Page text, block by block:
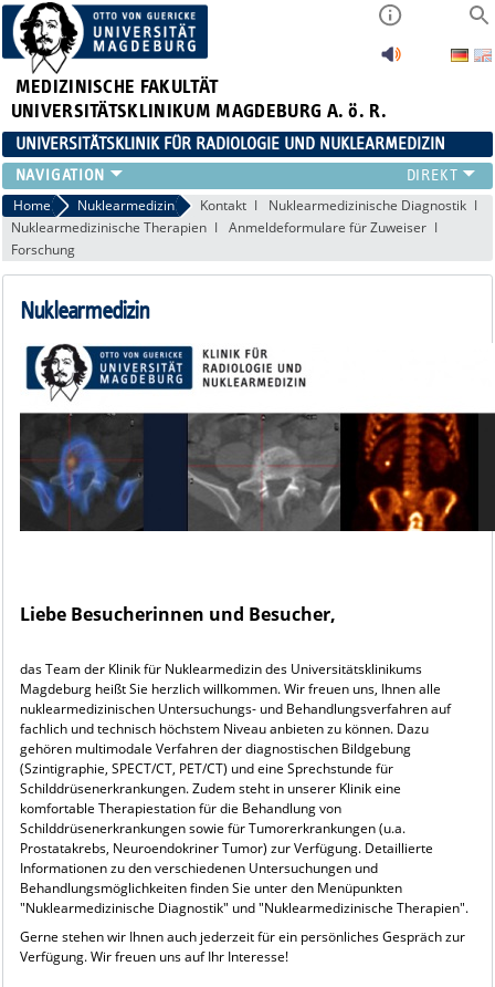
MEDIZINISCHE FAKULTÄT
UNIVERSITÄTSKLINIKUM MAGDEBURG A. ö. R.
UNIVERSITÄTSKLINIK FÜR RADIOLOGIE UND NUKLEARMEDIZIN
RADIOLOGIE
NUKLEARMEDIZIN
MIKROTHERAPIE
LEHRE
FORSCHUNG UND STUDIEN
Home Nuklearmedizin Kontakt
Nuklearmedizinische Diagnostik
Nuklearmedizinische Therapien
Anmeldeformulare für Zuweiser
Forschung
Nuklearmedizin
Liebe Besucherinnen und Besucher,
das Team der Klinik für Nuklearmedizin des Universitätsklinikums
Magdeburg heißt Sie herzlich willkommen. Wir freuen uns, Ihnen alle
nuklearmedizinischen Untersuchungs- und Behandlungsverfahren auf
fachlich und technisch höchstem Niveau anbieten zu können. Dazu
gehören multimodale Verfahren der diagnostischen Bildgebung
(Szintigraphie, SPECT/CT, PET/CT) und eine Sprechstunde für
Schilddrüsenerkrankungen. Zudem steht in unserer Klinik eine
komfortable Therapiestation für die Behandlung von
Schilddrüsenerkrankungen sowie für Tumorerkrankungen (u.a.
Prostatakrebs, Neuroendokriner Tumor) zur Verfügung. Detaillierte
Informationen zu den verschiedenen Untersuchungen und
Behandlungsmöglichkeiten finden Sie unter den Menüpunkten
"Nuklearmedizinische Diagnostik" und "Nuklearmedizinische Therapien".
Gerne stehen wir Ihnen auch jederzeit für ein persönliches Gespräch zur
Verfügung.Wir freuen uns auf Ihr Interesse!